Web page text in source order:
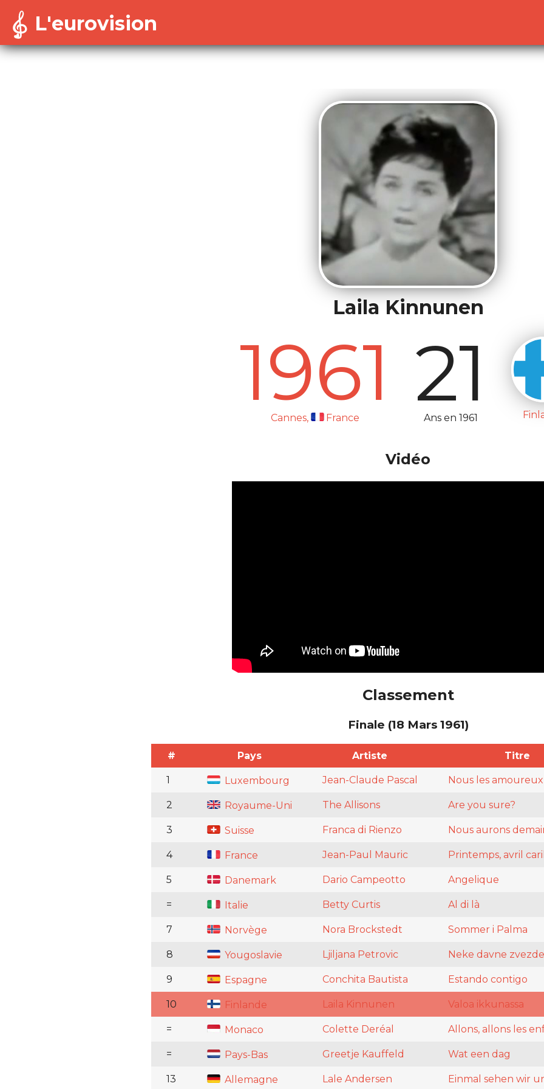
Warning
: Cannot modify header information - headers already sent by (output started at /home/dekoh/
/home/dekoh/eurovision/includes/session-config.inc.php
L'eurovision
Laila Kinnunen
1961
Cannes, France 21
Ans en 1961
Vidéo
Classement
Finale (18 Mars 1961)
# Pays Artiste Titre
1 Luxembourg Jean-Claude Pascal Nous les amoureux
2 Royaume-Uni The Allisons Are you sure?
3 Suisse Franca di Rienzo Nous aurons
4 France Jean-Paul Mauric Printemps, avril
5 Danemark Dario Campeotto Angelique
= Italie Betty Curtis Al di là
7 Norvège Nora Brockstedt Sommer i Palma
8 Yougoslavie Ljiljana Petrovic Neke davne zvezde
9 Espagne Conchita Bautista Estando contigo
10 Finlande Laila Kinnunen Valoa ikkunassa
= Monaco Colette Deréal Allons, allons les
= Pays-Bas Greetje Kauffeld Wat een dag
13 Allemagne Lale Andersen Einmal sehen wir